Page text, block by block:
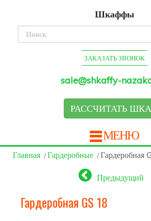
Шкаффы
ЗАКАЗАТЬ ЗВОНОК
sale@shkaffy-
РАССЧИТАТЬ
МЕНЮ
Главная Гардеробные Гардеробная
Предыдущий
Гардеробная GS 18